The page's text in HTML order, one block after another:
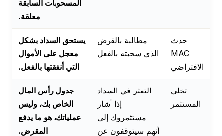
المسحوبات السابقة
معلقة.
حدث
MAC
الافتراضي
مطالبة بالقرض
الذي سحبته بالفعل
يستحق السداد بشكل
معجل على الأموال
التي أنفقتها بالفعل.
تخلي
المستثمر
التعثر في السداد
إذا أشار
مستثمروك إلى
أنهم سيتوقفون عن
جدول رأس المال
الخاص بك، وليس
عملياتك، هو ما يدفع
المقرض.